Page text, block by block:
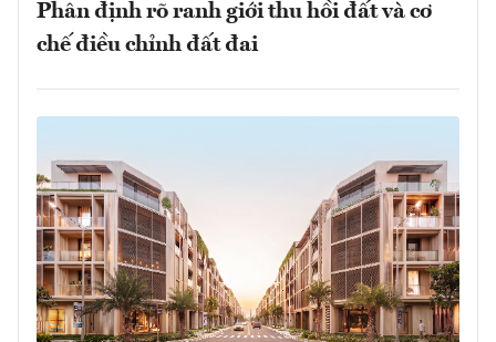
Phân định rõ ranh giới thu hồi đất và cơ
chế điều chỉnh đất đai